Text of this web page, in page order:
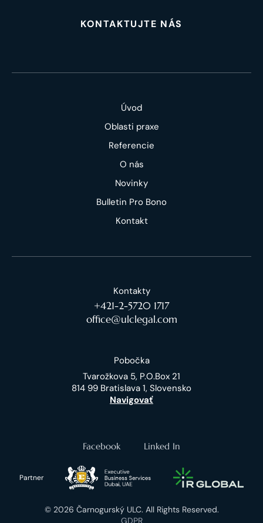
KONTAKTUJTE NÁS
Úvod
Oblasti praxe
Referencie
O nás
Novinky
Bulletin Pro Bono
Kontakt
Kontakty
+421-2-5720 1717
office@ulclegal.com
Pobočka
Tvarožkova 5, P.O.Box 21
814 99 Bratislava 1, Slovensko
Navigovať
Facebook Linked In
Partner
© 2026 Čarnogurský ULC. All Rights Reserved.
GDPR